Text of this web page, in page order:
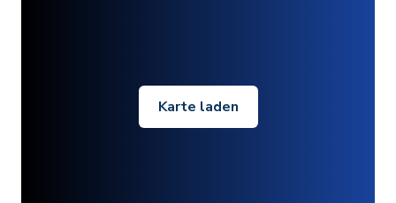
Karte laden